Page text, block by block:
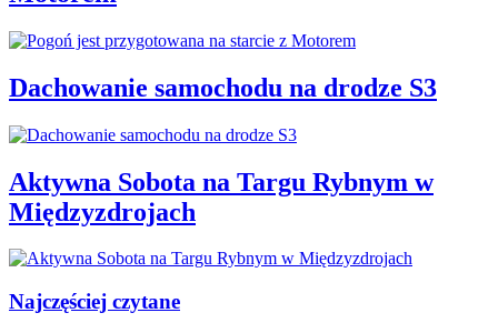
Dachowanie samochodu na drodze S3
Aktywna Sobota na Targu Rybnym w
Międzyzdrojach
Najczęściej czytane